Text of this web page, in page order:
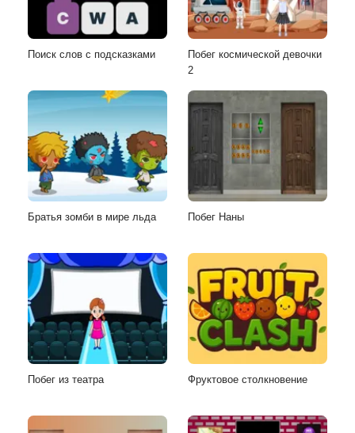
Поиск слов с подсказками
Побег космической девочки
2
Братья зомби в мире льда Побег Наны
Побег из театра Фруктовое столкновение